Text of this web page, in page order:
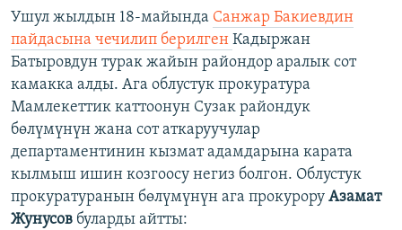
Ушул жылдын 18-майында Санжар Бакиевдин
пайдасына чечилип берилген Кадыржан
Батыровдун турак жайын райондор аралык сот
камакка алды. Ага облустук прокуратура
Мамлекеттик каттоонун Сузак райондук
бөлүмүнүн жана сот аткаруучулар
департаментинин кызмат адамдарына карата
кылмыш ишин козгоосу негиз болгон. Облустук
прокуратуранын бөлүмүнүн ага прокурору Азамат
Жунусов буларды айтты: